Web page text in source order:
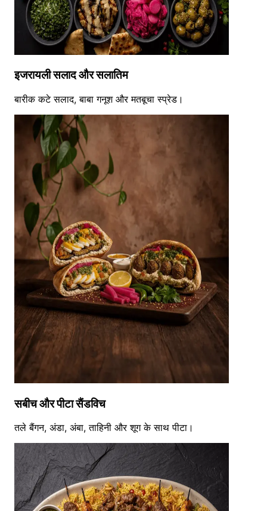
इजरायली सलाद और सलातिम
बारीक कटे सलाद, बाबा गनूश और मतबूचा स्प्रेड।
सबीच और पीटा सैंडविच
तले बैंगन, अंडा, अंबा, ताहिनी और शूग के साथ पीटा।